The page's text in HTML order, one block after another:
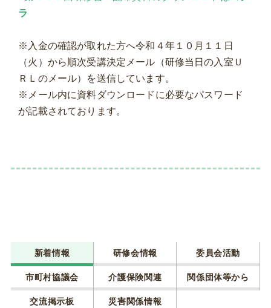
ラ
※入金の確認が取れた方へ令和４年１０月１１日
（火）から順次受講決定メール（研修当日の入室Ｕ
ＲＬのメール）を送信しています。
※メール内に資料ダウンロードに必要なパスワード
が記載されております。
新着情報 研修会情報 委員会活動
市町村協議会 介護保険関連 関係団体等から
交流掲示板 災害関係情報